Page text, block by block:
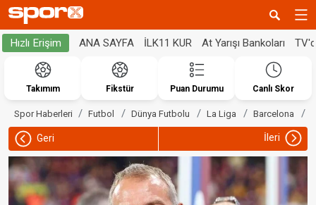
Hızlı Erişim ANA SAYFA İLK11 KUR At Yarışı Bankoları
Takımım Fikstür Puan Durumu Canlı Skor
Spor Haberleri Futbol Dünya Futbolu La Liga Barcelona
Geri İleri